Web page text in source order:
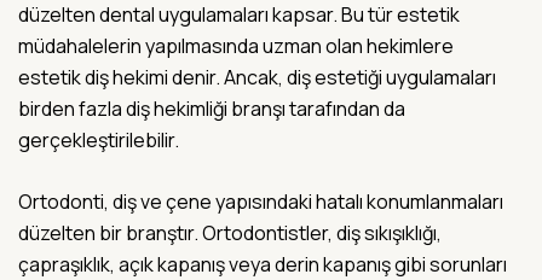
düzelten dental uygulamaları kapsar. Bu tür estetik
müdahalelerin yapılmasında uzman olan hekimlere
estetik diş hekimi denir. Ancak, diş estetiği uygulamaları
birden fazla diş hekimliği branşı tarafından da
gerçekleştirilebilir.
Ortodonti, diş ve çene yapısındaki hatalı konumlanmaları
düzelten bir branştır. Ortodontistler, diş sıkışıklığı,
çapraşıklık, açık kapanış veya derin kapanış gibi sorunları